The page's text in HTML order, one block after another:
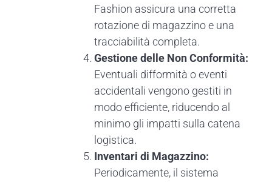
Fashion assicura una corretta
rotazione di magazzino e una
tracciabilità completa.
Gestione delle Non Conformità:
Eventuali difformità o eventi
accidentali vengono gestiti in
modo efficiente, riducendo al
minimo gli impatti sulla catena
logistica.
Inventari di Magazzino:
Periodicamente, il sistema